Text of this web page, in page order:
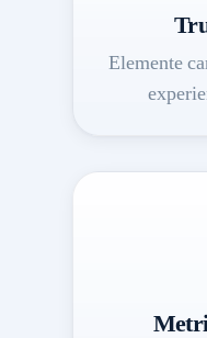
Elemente